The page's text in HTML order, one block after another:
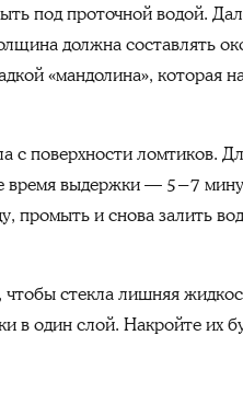
под проточной водой.
должна составлять
«мандолина», которая
поверхности ломтиков.
время выдержки — 5−7
промыть и снова залить
стекла лишняя
в один слой. Накройте их